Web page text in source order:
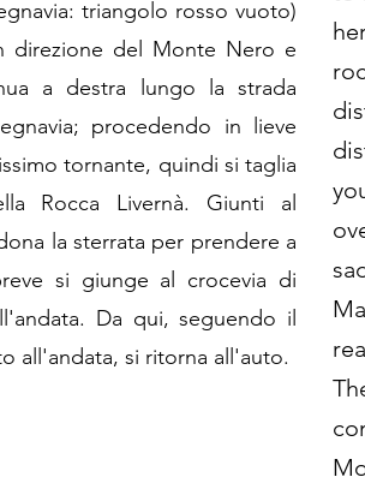
triangolo rosso vuoto)
direzione del Monte Nero e
a destra lungo la strada
procedendo in lieve
tornante, quindi si taglia
Rocca Livernà. Giunti al
la sterrata per prendere a
si giunge al crocevia di
Da qui, seguendo il
all'andata, si ritorna all'auto.